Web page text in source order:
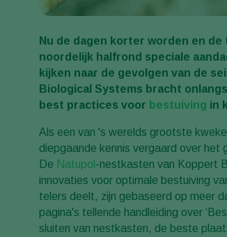
Nu de dagen korter worden en
noordelijk halfrond speciale
kijken naar de gevolgen van de
Biological Systems bracht
best practices voor bestuiving in
Als een van 's werelds grootste
diepgaande kennis vergaard over het
De Natupol -nestkasten van Koppert
innovaties voor optimale bestuiving
telers deelt, zijn gebaseerd op meer
pagina's tellende handleiding over
sluiten van nestkasten, de beste